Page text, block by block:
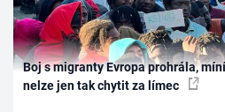
Boj s migranty Evropa prohrála,
nelze jen tak chytit za límec